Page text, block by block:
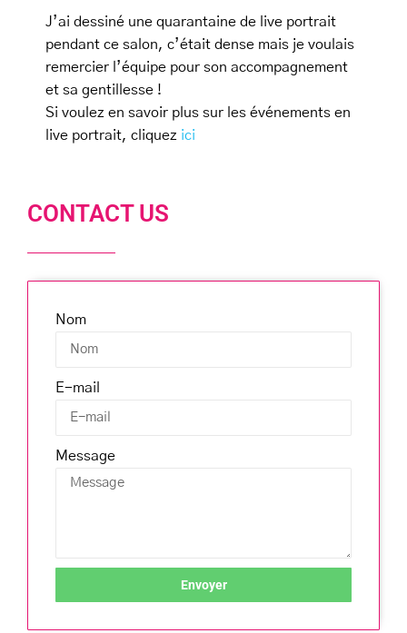
J’ai dessiné une quarantaine de live portrait
pendant ce salon, c’était dense mais je voulais
remercier l’équipe pour son accompagnement
et sa gentillesse !
Si voulez en savoir plus sur les événements en
live portrait, cliquez ici
CONTACT US
Nom
E-mail
Message
Envoyer